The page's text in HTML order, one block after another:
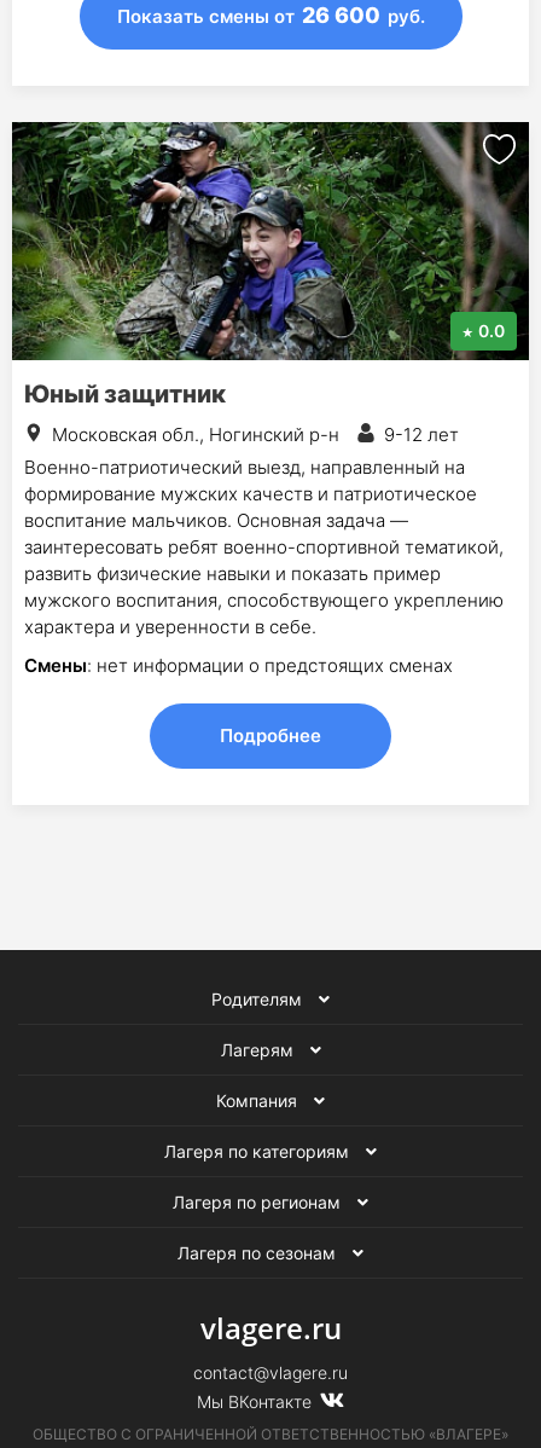
Показать смены от 26 600 руб.
0.0
Юный защитник
Московская обл., Ногинский р-н
9-12 лет
Военно-патриотический выезд, направленный на
формирование мужских качеств и патриотическое
воспитание мальчиков. Основная задача —
заинтересовать ребят военно-спортивной тематикой,
развить физические навыки и показать пример
мужского воспитания, способствующего укреплению
характера и уверенности в себе.
Смены: нет информации о предстоящих сменах
Подробнее
Родителям
Лагерям
Компания
Лагеря по категориям
Лагеря по регионам
Лагеря по сезонам
vlagere.ru
contact@vlagere.ru
Мы ВКонтакте
ОБЩЕСТВО С ОГРАНИЧЕННОЙ ОТВЕТСТВЕННОСТЬЮ «ВЛАГЕРЕ»